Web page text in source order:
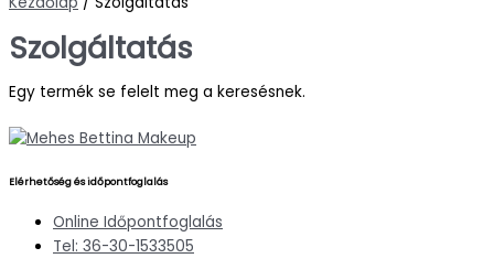
Szolgáltatás
Egy termék se felelt meg a keresésnek.
Elérhetőség és időpontfoglalás
Online Időpontfoglalás
Tel: 36-30-1533505